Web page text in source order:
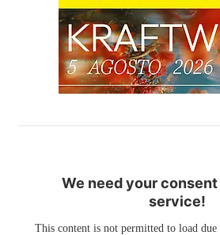
We need your
service!
This content is not permitted to load due